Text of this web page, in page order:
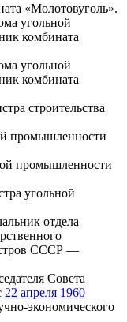
«Молотовуголь».
угольной
комбината
угольной
комбината
строительства
промышленности
промышленности
угольной
отдела
СССР —
Совета
22 апреля 1960
экономического